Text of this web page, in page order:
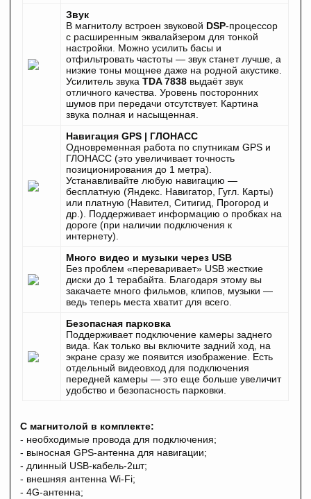
Звук
В магнитолу встроен звуковой DSP-процессор
с расширенным эквалайзером для тонкой
настройки. Можно усилить басы и
отфильтровать частоты — звук станет лучше, а
низкие тоны мощнее даже на родной акустике.
Усилитель звука TDA 7838 выдаёт звук
отличного качества. Уровень посторонних
шумов при передачи отсутствует. Картина
звука полная и насыщенная.
Навигация GPS | ГЛОНАСС
Одновременная работа по спутникам GPS и
ГЛОНАСС (это увеличивает точность
позиционирования до 1 метра).
Устанавливайте любую навигацию —
бесплатную (Яндекс. Навигатор, Гугл. Карты)
или платную (Навител, Ситигид, Прогород и
др.). Поддерживает информацию о пробках на
дороге (при наличии подключения к
интернету).
Много видео и музыки через USB
Без проблем «переваривает» USB жесткие
диски до 1 терабайта. Благодаря этому вы
закачаете много фильмов, клипов, музыки —
ведь теперь места хватит для всего.
Безопасная парковка
Поддерживает подключение камеры заднего
вида. Как только вы включите задний ход, на
экране сразу же появится изображение. Есть
отдельный видеовход для подключения
передней камеры — это еще больше увеличит
удобство и безопасность парковки.
С магнитолой в комплекте:
- необходимые провода для подключения;
- выносная GPS-антенна для навигации;
- длинный USB-кабель-2шт;
- внешняя антенна Wi-Fi;
- 4G-антенна;